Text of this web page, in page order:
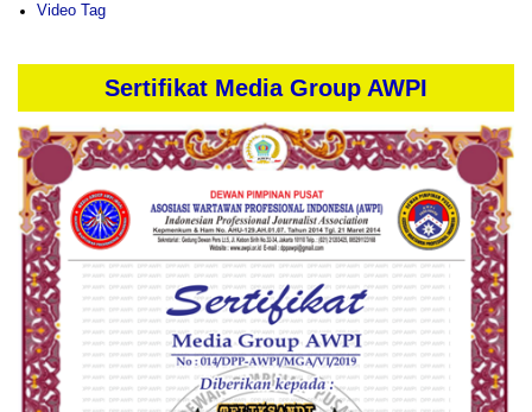
Video Tag
Sertifikat Media Group AWPI